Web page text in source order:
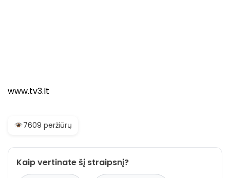
www.tv3.lt
7609 peržiūrų
Kaip vertinate šį straipsnį?